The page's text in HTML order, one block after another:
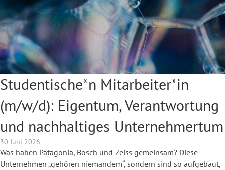
Studentische*n Mitarbeiter*in
(m/w/d): Eigentum, Verantwortung
und nachhaltiges Unternehmertum
30 Juni 2026
Was haben Patagonia, Bosch und Zeiss gemeinsam? Diese
Unternehmen „gehören niemandem“, sondern sind so aufgebaut,